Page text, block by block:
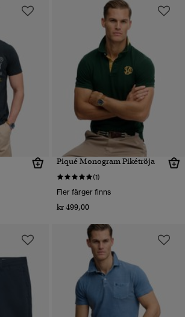
Piqué Monogram Pikétröja
(1)
Fler färger finns
kr 499,00